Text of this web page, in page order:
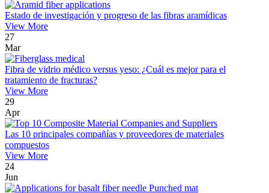
Estado de investigación y progreso de las fibras aramídicas
View More
27
Mar
Fibra de vidrio médico versus yeso: ¿Cuál es mejor para el
tratamiento de fracturas?
View More
29
Apr
Las 10 principales compañías y proveedores de materiales
compuestos
View More
24
Jun